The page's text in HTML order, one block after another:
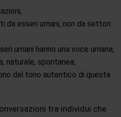
da esseri umani, non da settori
umani hanno una voce umana;
naturale, spontanea;
dal tono autentico di questa
tra individui che